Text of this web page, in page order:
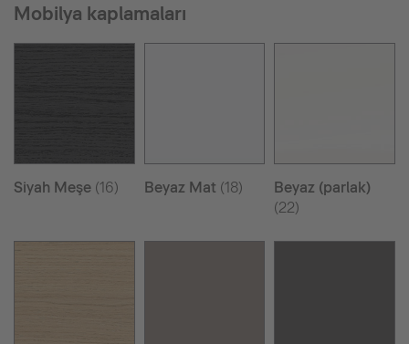
Mobilya kaplamaları
Siyah Meşe (16) Beyaz Mat (18)
Beyaz (parlak)
(22)